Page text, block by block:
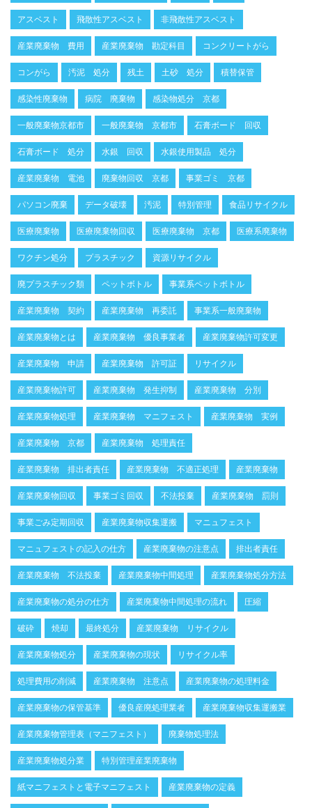
アスベスト 飛散性アスベスト 非飛散性アスベスト
産業廃棄物 費用 産業廃棄物 勘定科目 コンクリートがら
コンがら 汚泥 処分 残土 土砂 処分 積替保管
感染性廃棄物 病院 廃棄物 感染物処分 京都
一般廃棄物京都市 一般廃棄物 京都市 石膏ボード 回収
石膏ボード 処分 水銀 回収 水銀使用製品 処分
産業廃棄物 電池 廃棄物回収 京都 事業ゴミ 京都
パソコン廃棄 データ破壊 汚泥 特別管理 食品リサイクル
医療廃棄物 医療廃棄物回収 医療廃棄物 京都 医療系廃棄物
ワクチン処分 プラスチック 資源リサイクル
廃プラスチック類 ペットボトル 事業系ペットボトル
産業廃棄物 契約 産業廃棄物 再委託 事業系一般廃棄物
産業廃棄物とは 産業廃棄物 優良事業者 産業廃棄物許可変更
産業廃棄物 申請 産業廃棄物 許可証 リサイクル
産業廃棄物許可 産業廃棄物 発生抑制 産業廃棄物 分別
産業廃棄物処理 産業廃棄物 マニフェスト 産業廃棄物 実例
産業廃棄物 京都 産業廃棄物 処理責任
産業廃棄物 排出者責任 産業廃棄物 不適正処理 産業廃棄物
産業廃棄物回収 事業ゴミ回収 不法投棄 産業廃棄物 罰則
事業ごみ定期回収 産業廃棄物収集運搬 マニュフェスト
マニュフェストの記入の仕方 産業廃棄物の注意点 排出者責任
産業廃棄物 不法投棄 産業廃棄物中間処理 産業廃棄物処分方法
産業廃棄物の処分の仕方 産業廃棄物中間処理の流れ 圧縮
破砕 焼却 最終処分 産業廃棄物 リサイクル
産業廃棄物処分 産業廃棄物の現状 リサイクル率
処理費用の削減 産業廃棄物 注意点 産業廃棄物の処理料金
産業廃棄物の保管基準 優良産廃処理業者 産業廃棄物収集運搬業
産業廃棄物管理表（マニフェスト） 廃棄物処理法
産業廃棄物処分業 特別管理産業廃棄物
紙マニフェストと電子マニフェスト 産業廃棄物の定義